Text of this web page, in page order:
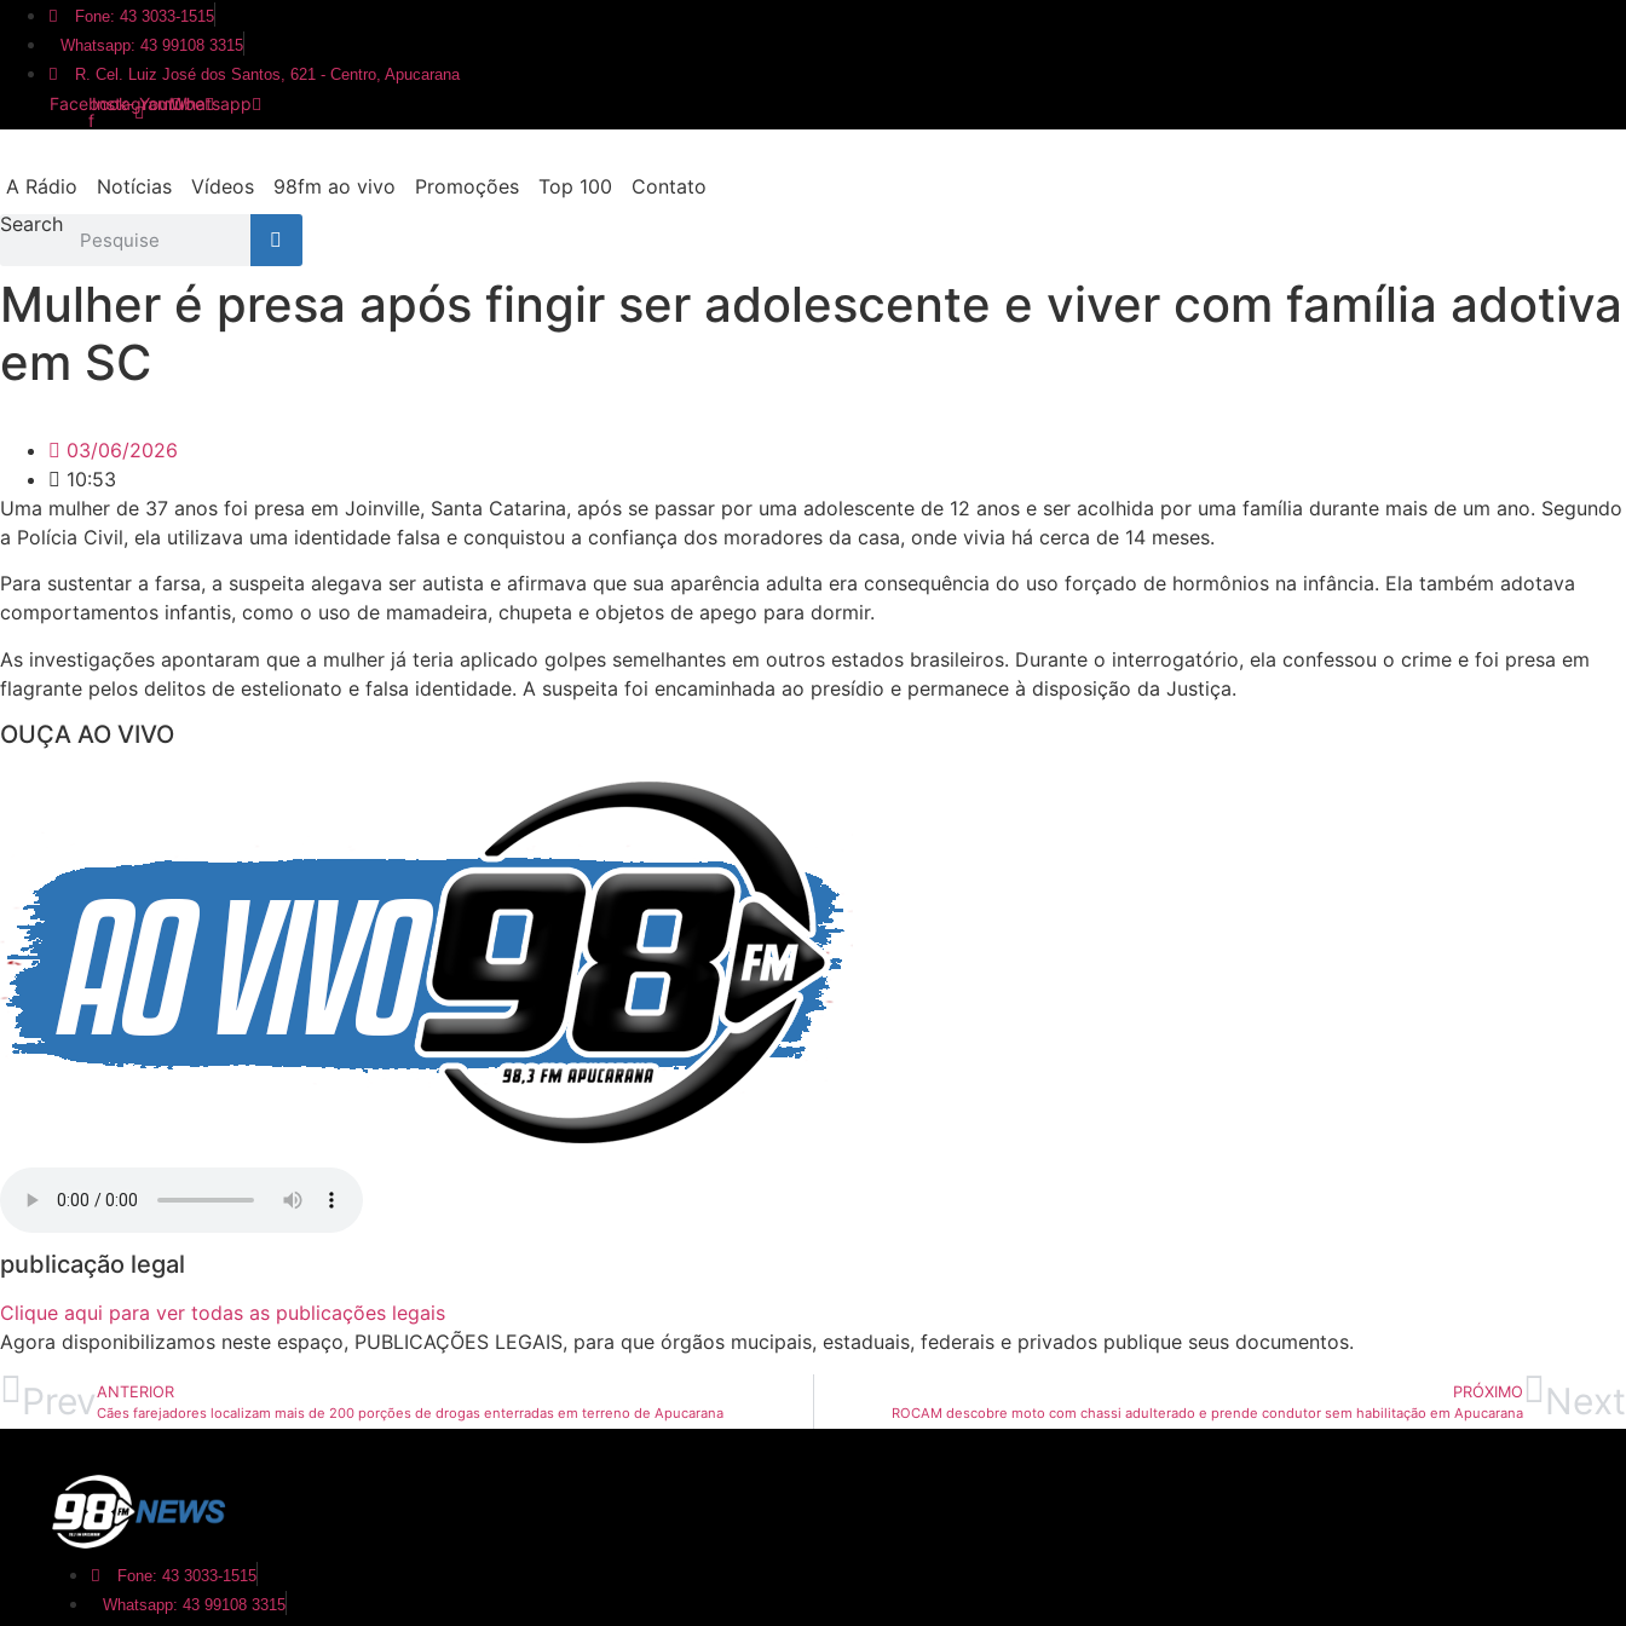
para
conteúdo
Fone: 43 3033-1515
Whatsapp: 43 99108 3315
R. Cel. Luiz José dos Santos, 621 - Centro, Apucarana
Facebook-
f
InstagramYoutubeWhatsapp
A Rádio Notícias Vídeos 98fm ao vivo Promoções Top 100
Contato
Search
Mulher é presa após fingir ser adolescente e viver com família adotiva
em SC
03/06/2026
10:53
Uma mulher de 37 anos foi presa em Joinville, Santa Catarina, após se passar por uma adolescente de 12 anos e ser acolhida por uma família durante mais de um ano. Segundo
a Polícia Civil, ela utilizava uma identidade falsa e conquistou a confiança dos moradores da casa, onde vivia há cerca de 14 meses.
Para sustentar a farsa, a suspeita alegava ser autista e afirmava que sua aparência adulta era consequência do uso forçado de hormônios na infância. Ela também adotava
comportamentos infantis, como o uso de mamadeira, chupeta e objetos de apego para dormir.
As investigações apontaram que a mulher já teria aplicado golpes semelhantes em outros estados brasileiros. Durante o interrogatório, ela confessou o crime e foi presa em
flagrante pelos delitos de estelionato e falsa identidade. A suspeita foi encaminhada ao presídio e permanece à disposição da Justiça.
OUÇA AO VIVO
publicação legal
Clique aqui para ver todas as publicações legais
Agora disponibilizamos neste espaço, PUBLICAÇÕES LEGAIS, para que órgãos mucipais, estaduais, federais e privados publique seus documentos.
PrevANTERIOR
Cães farejadores localizam mais de 200 porções de drogas enterradas em terreno de Apucarana
PRÓXIMO
ROCAM descobre moto com chassi adulterado e prende condutor sem habilitação em Apucarana Next
Fone: 43 3033-1515
Whatsapp: 43 99108 3315